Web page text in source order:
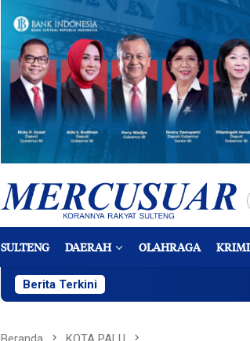
SULTENG DAERAH OLAHRAGA
Berita Terkini